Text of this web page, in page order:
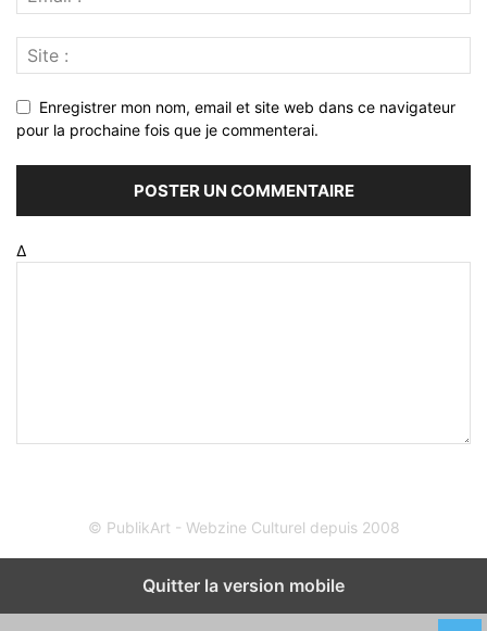
Enregistrer mon nom, email et site web dans ce navigateur
pour la prochaine fois que je commenterai.
Δ
© PublikArt - Webzine Culturel depuis 2008
Quitter la version mobile